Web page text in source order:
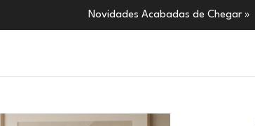
Novidades Acabadas de Chegar »